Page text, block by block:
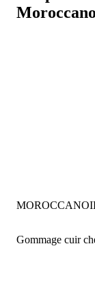
Gommage cuir